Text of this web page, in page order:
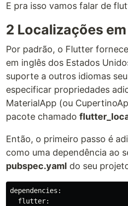
E pra isso vamos falar de
2 Localizações
Por padrão, o Flutter
em inglês dos Estados
suporte a outros idiomas
especificar propriedades
MaterialApp (ou
pacote chamado
Então, o primeiro passo é
como uma dependência ao
pubspec.yaml do seu
dependencies:
  flutter: